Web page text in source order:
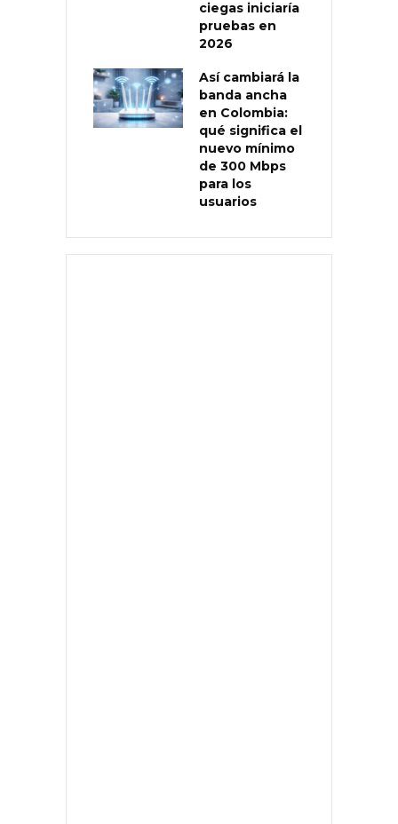
ciegas iniciaría
pruebas en
2026
Así cambiará la
banda ancha
en Colombia:
qué significa el
nuevo mínimo
de 300 Mbps
para los
usuarios